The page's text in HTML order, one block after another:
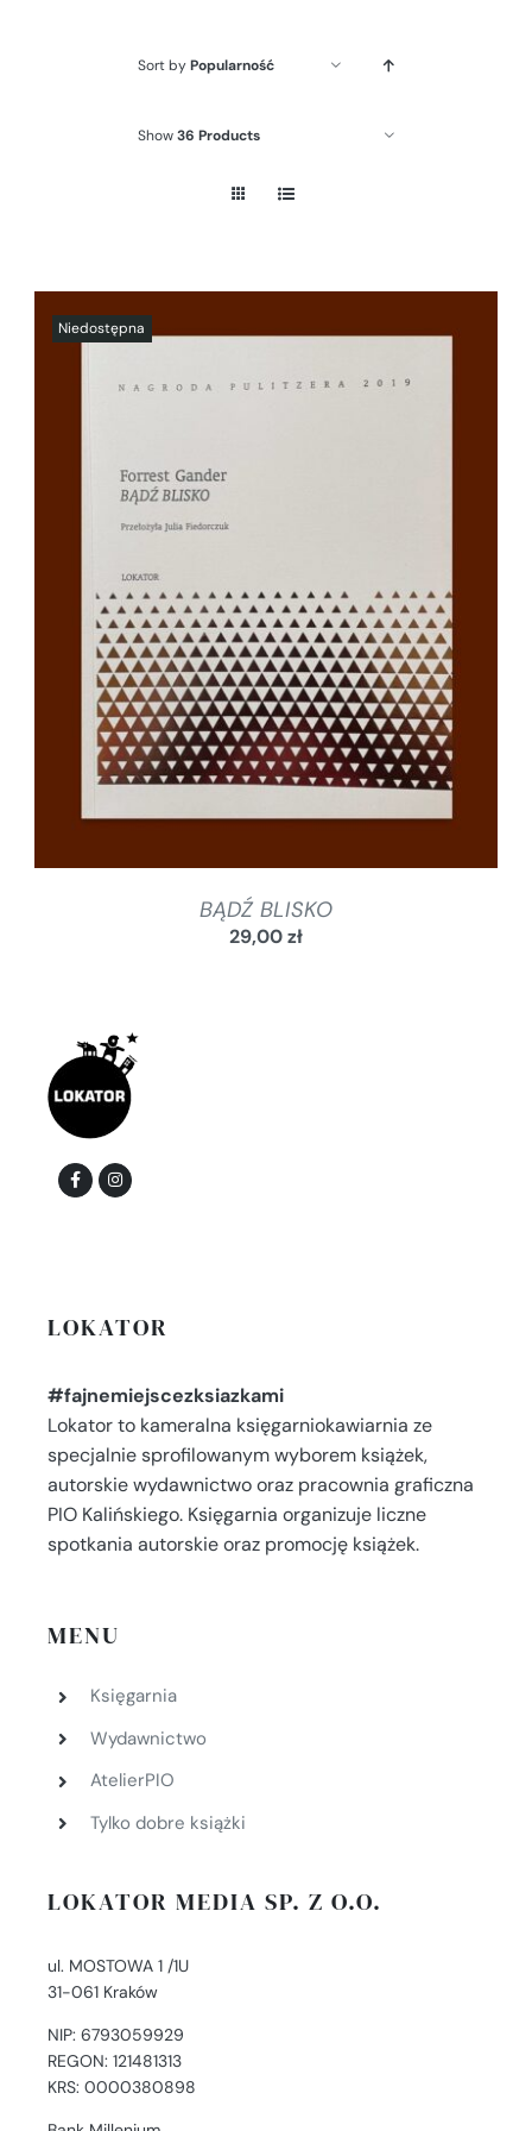
Sort byPopularność
Show36 Products
BĄDŹ BLISKO
29,00zł
LOKATOR
#fajnemiejscezksiazkami
Lokator to kameralna księgarniokawiarnia ze
specjalnie sprofilowanym wyborem książek,
autorskie wydawnictwo oraz pracownia graficzna
PIO Kalińskiego. Księgarnia organizuje liczne
spotkania autorskie oraz promocję książek.
MENU
Księgarnia
Wydawnictwo
AtelierPIO
Tylko dobre książki
LOKATOR MEDIA SP. Z O.O.
ul. MOSTOWA 1 /1U
31-061 Kraków
NIP: 6793059929
REGON: 121481313
KRS: 0000380898